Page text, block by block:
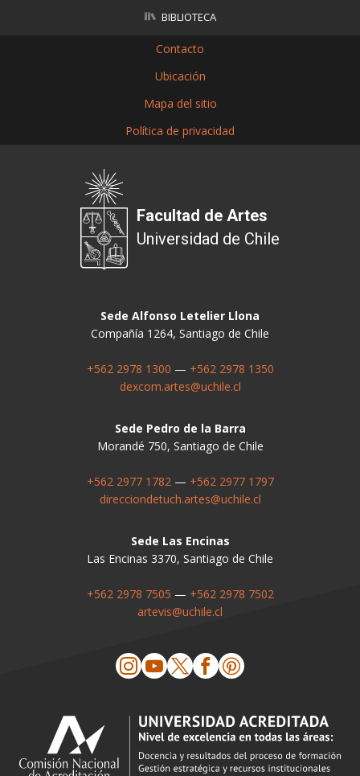
BIBLIOTECA
Contacto
Ubicación
Mapa del sitio
Política de privacidad
Facultad de Artes
Universidad de Chile
Sede Alfonso Letelier Llona
Compañía 1264, Santiago de Chile
+562 2978 1300 — +562 2978 1350
dexcom.artes@uchile.cl
Sede Pedro de la Barra
Morandé 750, Santiago de Chile
+562 2977 1782— +562 2977 1797
direcciondetuch.artes@uchile.cl
Sede Las Encinas
Las Encinas 3370, Santiago de Chile
+562 2978 7505 — +562 2978 7502
artevis@uchile.cl